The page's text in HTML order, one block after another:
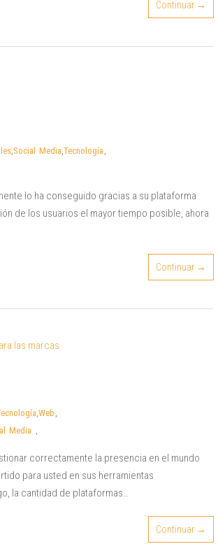
Continuar →
,Social Media,Tecnología ,
lo ha conseguido gracias a su plataforma
de los usuarios el mayor tiempo posible, ahora
Continuar →
,Web ,
Media ,
correctamente la presencia en el mundo
para usted en sus herramientas
la cantidad de plataformas…
Continuar →